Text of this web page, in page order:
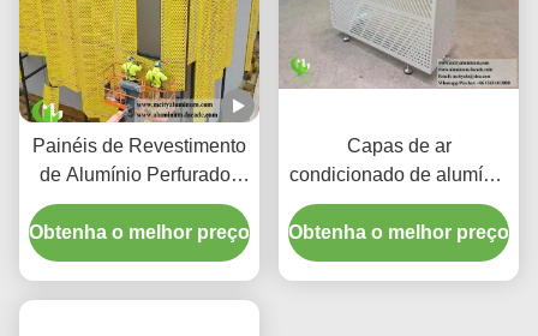
Painéis de Revestimento
de Alumínio Perfurados
CNC Personalizados
com Liga 3003 H14/H24
e Revestimento PVDF
Obtenha o melhor preço
Capas de ar
condicionado de alumínio
premium | Telas de
proteção decorativas
Obtenha o melhor preço